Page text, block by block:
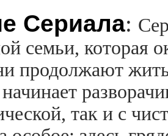
Сериала:
семьи, которая
продолжают
начинает
так и с